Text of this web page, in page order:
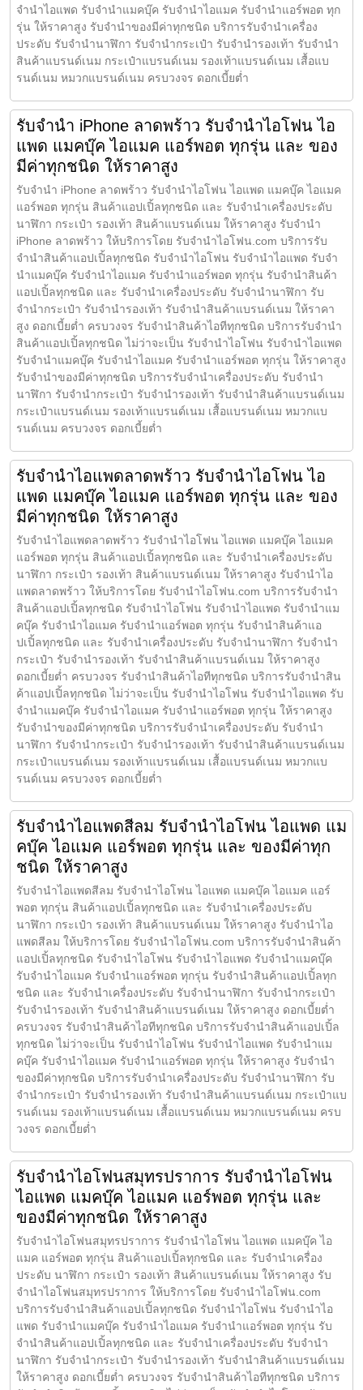
จำนำไอแพด รับจำนำแมคบุ๊ค รับจำนำไอแมค รับจำนำแอร์พอต ทุก
รุ่น ให้ราคาสูง รับจำนำของมีค่าทุกชนิด บริการรับจำนำเครื่อง
ประดับ รับจำนำนาฬิกา รับจำนำกระเป๋า รับจำนำรองเท้า รับจำนำ
สินค้าแบรนด์เนม กระเป๋าแบรนด์เนม รองเท้าแบรนด์เนม เสื้อแบ
รนด์เนม หมวกแบรนด์เนม ครบวงจร ดอกเบี้ยต่ำ
รับจำนำ iPhone ลาดพร้าว รับจำนำไอโฟน ไอ
แพด แมคบุ๊ค ไอแมค แอร์พอต ทุกรุ่น และ ของ
มีค่าทุกชนิด ให้ราคาสูง
รับจำนำ iPhone ลาดพร้าว รับจำนำไอโฟน ไอแพด แมคบุ๊ค ไอแมค
แอร์พอต ทุกรุ่น สินค้าแอปเปิ้ลทุกชนิด และ รับจำนำเครื่องประดับ
นาฬิกา กระเป๋า รองเท้า สินค้าแบรนด์เนม ให้ราคาสูง รับจำนำ
iPhone ลาดพร้าว ให้บริการโดย รับจํานําไอโฟน.com บริการรับ
จำนำสินค้าแอปเปิ้ลทุกชนิด รับจำนำไอโฟน รับจำนำไอแพด รับจำ
นำแมคบุ๊ค รับจำนำไอแมค รับจำนำแอร์พอต ทุกรุ่น รับจำนำสินค้า
แอปเปิ้ลทุกชนิด และ รับจำนำเครื่องประดับ รับจำนำนาฬิกา รับ
จำนำกระเป๋า รับจำนำรองเท้า รับจำนำสินค้าแบรนด์เนม ให้ราคา
สูง ดอกเบี้ยต่ำ ครบวงจร รับจำนำสินค้าไอทีทุกชนิด บริการรับจำนำ
สินค้าแอปเปิ้ลทุกชนิด ไม่ว่าจะเป็น รับจำนำไอโฟน รับจำนำไอแพด
รับจำนำแมคบุ๊ค รับจำนำไอแมค รับจำนำแอร์พอต ทุกรุ่น ให้ราคาสูง
รับจำนำของมีค่าทุกชนิด บริการรับจำนำเครื่องประดับ รับจำนำ
นาฬิกา รับจำนำกระเป๋า รับจำนำรองเท้า รับจำนำสินค้าแบรนด์เนม
กระเป๋าแบรนด์เนม รองเท้าแบรนด์เนม เสื้อแบรนด์เนม หมวกแบ
รนด์เนม ครบวงจร ดอกเบี้ยต่ำ
รับจำนำไอแพดลาดพร้าว รับจำนำไอโฟน ไอ
แพด แมคบุ๊ค ไอแมค แอร์พอต ทุกรุ่น และ ของ
มีค่าทุกชนิด ให้ราคาสูง
รับจำนำไอแพดลาดพร้าว รับจำนำไอโฟน ไอแพด แมคบุ๊ค ไอแมค
แอร์พอต ทุกรุ่น สินค้าแอปเปิ้ลทุกชนิด และ รับจำนำเครื่องประดับ
นาฬิกา กระเป๋า รองเท้า สินค้าแบรนด์เนม ให้ราคาสูง รับจำนำไอ
แพดลาดพร้าว ให้บริการโดย รับจํานําไอโฟน.com บริการรับจำนำ
สินค้าแอปเปิ้ลทุกชนิด รับจำนำไอโฟน รับจำนำไอแพด รับจำนำแม
คบุ๊ค รับจำนำไอแมค รับจำนำแอร์พอต ทุกรุ่น รับจำนำสินค้าแอ
ปเปิ้ลทุกชนิด และ รับจำนำเครื่องประดับ รับจำนำนาฬิกา รับจำนำ
กระเป๋า รับจำนำรองเท้า รับจำนำสินค้าแบรนด์เนม ให้ราคาสูง
ดอกเบี้ยต่ำ ครบวงจร รับจำนำสินค้าไอทีทุกชนิด บริการรับจำนำสิน
ค้าแอปเปิ้ลทุกชนิด ไม่ว่าจะเป็น รับจำนำไอโฟน รับจำนำไอแพด รับ
จำนำแมคบุ๊ค รับจำนำไอแมค รับจำนำแอร์พอต ทุกรุ่น ให้ราคาสูง
รับจำนำของมีค่าทุกชนิด บริการรับจำนำเครื่องประดับ รับจำนำ
นาฬิกา รับจำนำกระเป๋า รับจำนำรองเท้า รับจำนำสินค้าแบรนด์เนม
กระเป๋าแบรนด์เนม รองเท้าแบรนด์เนม เสื้อแบรนด์เนม หมวกแบ
รนด์เนม ครบวงจร ดอกเบี้ยต่ำ
รับจำนำไอแพดสีลม รับจำนำไอโฟน ไอแพด แม
คบุ๊ค ไอแมค แอร์พอต ทุกรุ่น และ ของมีค่าทุก
ชนิด ให้ราคาสูง
รับจำนำไอแพดสีลม รับจำนำไอโฟน ไอแพด แมคบุ๊ค ไอแมค แอร์
พอต ทุกรุ่น สินค้าแอปเปิ้ลทุกชนิด และ รับจำนำเครื่องประดับ
นาฬิกา กระเป๋า รองเท้า สินค้าแบรนด์เนม ให้ราคาสูง รับจำนำไอ
แพดสีลม ให้บริการโดย รับจํานําไอโฟน.com บริการรับจำนำสินค้า
แอปเปิ้ลทุกชนิด รับจำนำไอโฟน รับจำนำไอแพด รับจำนำแมคบุ๊ค
รับจำนำไอแมค รับจำนำแอร์พอต ทุกรุ่น รับจำนำสินค้าแอปเปิ้ลทุก
ชนิด และ รับจำนำเครื่องประดับ รับจำนำนาฬิกา รับจำนำกระเป๋า
รับจำนำรองเท้า รับจำนำสินค้าแบรนด์เนม ให้ราคาสูง ดอกเบี้ยต่ำ
ครบวงจร รับจำนำสินค้าไอทีทุกชนิด บริการรับจำนำสินค้าแอปเปิ้ล
ทุกชนิด ไม่ว่าจะเป็น รับจำนำไอโฟน รับจำนำไอแพด รับจำนำแม
คบุ๊ค รับจำนำไอแมค รับจำนำแอร์พอต ทุกรุ่น ให้ราคาสูง รับจำนำ
ของมีค่าทุกชนิด บริการรับจำนำเครื่องประดับ รับจำนำนาฬิกา รับ
จำนำกระเป๋า รับจำนำรองเท้า รับจำนำสินค้าแบรนด์เนม กระเป๋าแบ
รนด์เนม รองเท้าแบรนด์เนม เสื้อแบรนด์เนม หมวกแบรนด์เนม ครบ
วงจร ดอกเบี้ยต่ำ
รับจำนำไอโฟนสมุทรปราการ รับจำนำไอโฟน
ไอแพด แมคบุ๊ค ไอแมค แอร์พอต ทุกรุ่น และ
ของมีค่าทุกชนิด ให้ราคาสูง
รับจำนำไอโฟนสมุทรปราการ รับจำนำไอโฟน ไอแพด แมคบุ๊ค ไอ
แมค แอร์พอต ทุกรุ่น สินค้าแอปเปิ้ลทุกชนิด และ รับจำนำเครื่อง
ประดับ นาฬิกา กระเป๋า รองเท้า สินค้าแบรนด์เนม ให้ราคาสูง รับ
จำนำไอโฟนสมุทรปราการ ให้บริการโดย รับจํานําไอโฟน.com
บริการรับจำนำสินค้าแอปเปิ้ลทุกชนิด รับจำนำไอโฟน รับจำนำไอ
แพด รับจำนำแมคบุ๊ค รับจำนำไอแมค รับจำนำแอร์พอต ทุกรุ่น รับ
จำนำสินค้าแอปเปิ้ลทุกชนิด และ รับจำนำเครื่องประดับ รับจำนำ
นาฬิกา รับจำนำกระเป๋า รับจำนำรองเท้า รับจำนำสินค้าแบรนด์เนม
ให้ราคาสูง ดอกเบี้ยต่ำ ครบวงจร รับจำนำสินค้าไอทีทุกชนิด บริการ